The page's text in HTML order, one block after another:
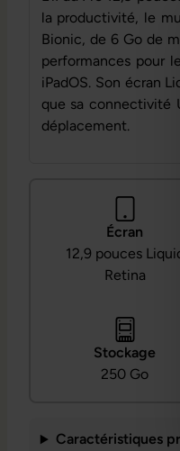
la productivité, le
Bionic, de 6 Go de
performances pour
iPadOS. Son écran
que sa connectivité
déplacement.
Écran
12,9 pouces
Retina
Stockage
250 Go
Caractéristiques